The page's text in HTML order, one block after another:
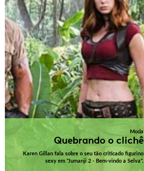
Moda
Quebrando o clichê
Karen Gillan fala sobre o seu tão criticado figurino
sexy em "Jumanji 2 - Bem-vindo a Selva".